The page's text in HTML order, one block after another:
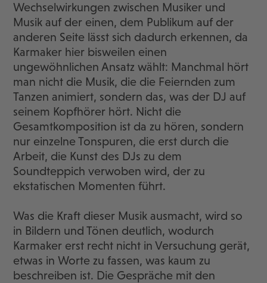
Wechselwirkungen zwischen Musiker und
Musik auf der einen, dem Publikum auf der
anderen Seite lässt sich dadurch erkennen, da
Karmaker hier bisweilen einen
ungewöhnlichen Ansatz wählt: Manchmal hört
man nicht die Musik, die die Feiernden zum
Tanzen animiert, sondern das, was der DJ auf
seinem Kopfhörer hört. Nicht die
Gesamtkomposition ist da zu hören, sondern
nur einzelne Tonspuren, die erst durch die
Arbeit, die Kunst des DJs zu dem
Soundteppich verwoben wird, der zu
ekstatischen Momenten führt.
Was die Kraft dieser Musik ausmacht, wird so
in Bildern und Tönen deutlich, wodurch
Karmaker erst recht nicht in Versuchung gerät,
etwas in Worte zu fassen, was kaum zu
beschreiben ist. Die Gespräche mit den